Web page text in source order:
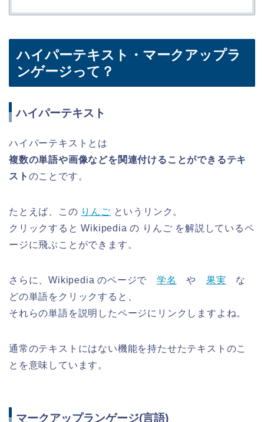
ハイパーテキスト・マークアップラ
ンゲージって？
ハイパーテキスト
ハイパーテキストとは
複数の単語や画像などを関連付けることができるテキ
スト のことです。
たとえば、この りんご というリンク。
クリックすると Wikipedia の りんご を解説しているペ
ージに飛ぶことができます。
さらに、Wikipedia のページで学名 や果実 な
どの単語をクリックすると、
それらの単語を説明したページにリンクしますよね。
通常のテキストにはない機能を持たせたテキストのこ
とを意味しています。
マークアップランゲージ(言語)